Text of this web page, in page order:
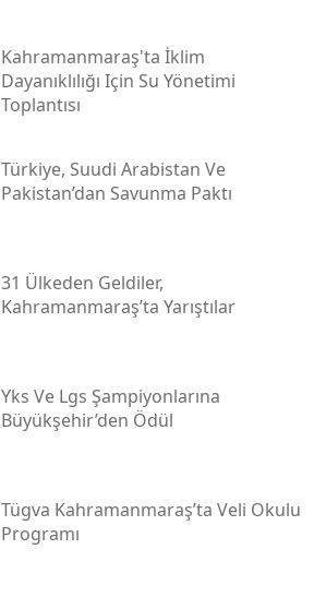
Kahramanmaraş'ta İklim
Dayanıklılığı Için Su Yönetimi
Toplantısı
Türkiye, Suudi Arabistan Ve
Pakistan’dan Savunma Paktı
31 Ülkeden Geldiler,
Kahramanmaraş’ta Yarıştılar
Yks Ve Lgs Şampiyonlarına
Büyükşehir’den Ödül
Tügva Kahramanmaraş’ta Veli Okulu
Programı